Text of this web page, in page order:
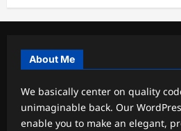
About Me
We basically center on quality
unimaginable back. Our
enable you to make an elegant,